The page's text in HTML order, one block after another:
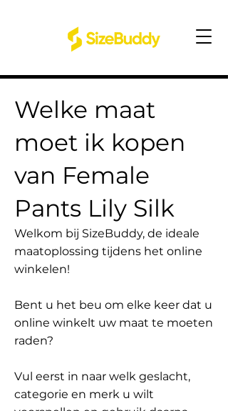
Welke maat
moet ik kopen
van Female
Pants Lily Silk
Welkom bij SizeBuddy, de ideale
maatoplossing tijdens het online
winkelen!
Bent u het beu om elke keer dat u
online winkelt uw maat te moeten
raden?
Vul eerst in naar welk geslacht,
categorie en merk u wilt